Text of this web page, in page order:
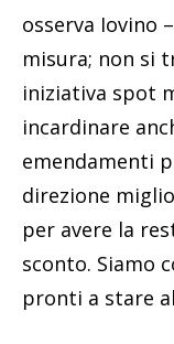
osserva Iovino
misura; non si
iniziativa spot
incardinare
emendamenti
direzione
per avere la
sconto. Siamo
pronti a stare